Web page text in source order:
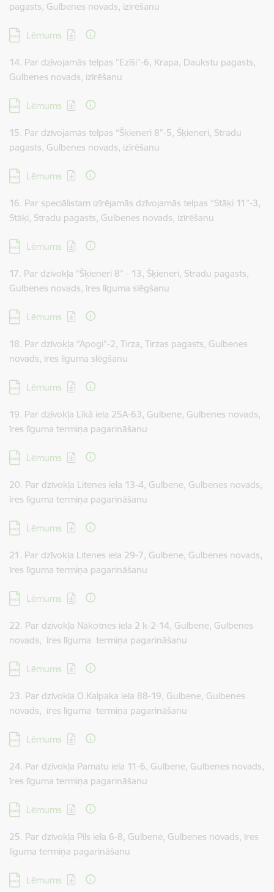
pagasts, Gulbenes novads, izīrēšanu
Lejupielādēt:
Lēmums
14. Par dzīvojamās telpas “Ezīši”-6, Krapa, Daukstu pagasts,
Gulbenes novads, izīrēšanu
Lejupielādēt:
Lēmums
15. Par dzīvojamās telpas “Šķieneri 8”-5, Šķieneri, Stradu
pagasts, Gulbenes novads, izīrēšanu
Lejupielādēt:
Lēmums
16. Par speciālistam izīrējamās dzīvojamās telpas “Stāķi 11”-3,
Stāķi, Stradu pagasts, Gulbenes novads, izīrēšanu
Lejupielādēt:
Lēmums
17. Par dzīvokļa “Šķieneri 8” - 13, Šķieneri, Stradu pagasts,
Gulbenes novads, īres līguma slēgšanu
Lejupielādēt:
Lēmums
18. Par dzīvokļa “Apogi”-2, Tirza, Tirzas pagasts, Gulbenes
novads, īres līguma slēgšanu
Lejupielādēt:
Lēmums
19. Par dzīvokļa Līkā iela 25A-63, Gulbene, Gulbenes novads,
īres līguma termiņa pagarināšanu
Lejupielādēt:
Lēmums
20. Par dzīvokļa Litenes iela 13-4, Gulbene, Gulbenes novads,
īres līguma termiņa pagarināšanu
Lejupielādēt:
Lēmums
21. Par dzīvokļa Litenes iela 29-7, Gulbene, Gulbenes novads,
īres līguma termiņa pagarināšanu
Lejupielādēt:
Lēmums
22. Par dzīvokļa Nākotnes iela 2 k-2-14, Gulbene, Gulbenes
novads, īres līguma termiņa pagarināšanu
Lejupielādēt:
Lēmums
23. Par dzīvokļa O.Kalpaka iela 88-19, Gulbene, Gulbenes
novads, īres līguma termiņa pagarināšanu
Lejupielādēt:
Lēmums
24. Par dzīvokļa Pamatu iela 11-6, Gulbene, Gulbenes novads,
īres līguma termiņa pagarināšanu
Lejupielādēt:
Lēmums
25. Par dzīvokļa Pils iela 6-8, Gulbene, Gulbenes novads, īres
līguma termiņa pagarināšanu
Lejupielādēt:
Lēmums